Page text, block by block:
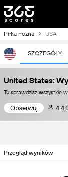
Piłka nożna USA
SZCZEGÓŁY
United States:
Tu sprawdzisz wszystkie
Obserwuj 4.4K
Przegląd wyników